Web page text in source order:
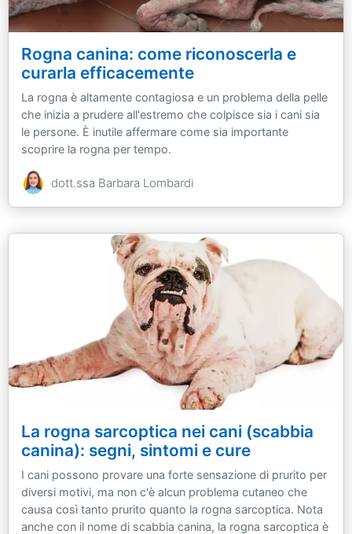
Rogna canina: come riconoscerla e
curarla efficacemente
La rogna è altamente contagiosa e un problema della pelle
che inizia a prudere all'estremo che colpisce sia i cani sia
le persone. È inutile affermare come sia importante
scoprire la rogna per tempo.
dott.ssa Barbara Lombardi
La rogna sarcoptica nei cani (scabbia
canina): segni, sintomi e cure
I cani possono provare una forte sensazione di prurito per
diversi motivi, ma non c'è alcun problema cutaneo che
causa così tanto prurito quanto la rogna sarcoptica. Nota
anche con il nome di scabbia canina, la rogna sarcoptica è